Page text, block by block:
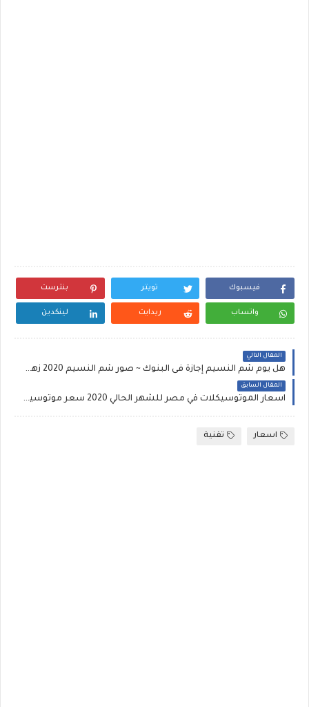
فيسبوك تويتر بنترست
واتساب ريدايت لينكدين
المقال التالي
هل يوم شم النسيم إجازة فى البنوك ~ صور شم النسيم 2020 زهور بألوان الربيع لشم النسيم
المقال السابق
اسعار الموتوسيكلات في مصر للشهر الحالي 2020 سعر موتوسيكل هوجن 3 وهوجن جامبو وبوكسر
اسعار تقنية